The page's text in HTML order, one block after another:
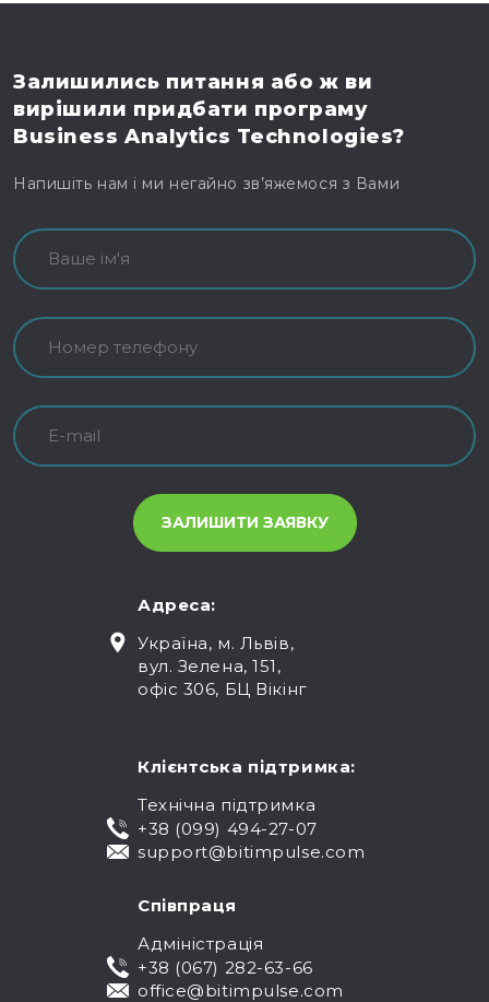
Залишились питання або ж ви
вирішили придбати програму
Business Analytics Technologies?
Напишіть нам і ми негайно зв’яжемося з Вами
Адреса:
Україна, м. Львів,
вул. Зелена, 151,
офіс 306, БЦ Вікінг
Клієнтська підтримка:
Технічна підтримка
+38 (099) 494-27-07
support@bitimpulse.com
Співпраця
Адміністрація
+38 (067) 282-63-66
office@bitimpulse.com